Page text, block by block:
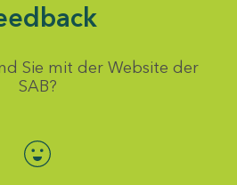
Sie mit der Website der
SAB?
Bewertung auswählen